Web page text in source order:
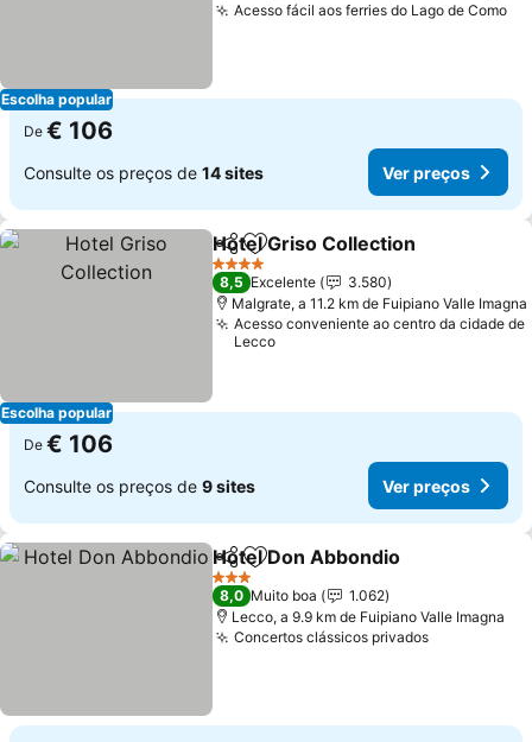
Escolha popular
Acesso fácil aos ferries do Lago de Como
De € 106
Consulte os preços de 14 sites Ver preços
Escolha popular
PartilharAdicionar aos favoritos
Hotel Griso Collection
4 Estrelas
8,5 Excelente
3.580
Malgrate, a 11.2 km de Fuipiano Valle Imagna
Acesso conveniente ao centro da cidade de
Lecco
De € 106
Consulte os preços de 9 sites Ver preços
PartilharAdicionar aos favoritos
Hotel Don Abbondio
3 Estrelas
8,0 Muito boa
1.062
Lecco, a 9.9 km de Fuipiano Valle Imagna
Concertos clássicos privados